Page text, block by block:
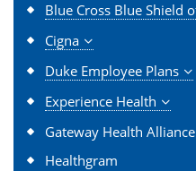
Blue Cross Blue Shield
Cigna
Duke Employee Plans
Experience Health
Gateway Health Alliance
Healthgram